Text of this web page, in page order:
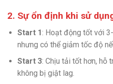
2. Sự ổn định khi sử
Start 1: Hoạt động tốt với
nhưng có thể giảm tốc độ
Start 3: Chịu tải tốt hơn, hỗ
không bị giật lag.